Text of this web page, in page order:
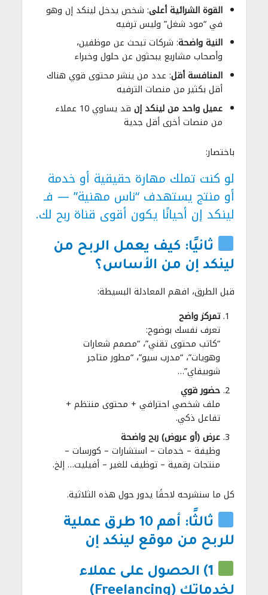
القوة الشرائية أعلى: شخص يدخل لينكد إن وهو
في “مود شغل” وليس ترفيه
النية واضحة: شركات تبحث عن موظفين،
وأصحاب مشاريع يبحثون عن حلول وخبراء
المنافسة أقل: عدد من ينشر محتوى قوي هناك
أقل بكثير من منصات الترفيه
عميل واحد من لينكد إن
قد يساوي 10 عملاء
من منصات أخرى أقل جدية
باختصار:
لو كنت تملك مهارة حقيقية أو خدمة
أو منتج يستهدف “ناس مهنية” — فـ
لينكد إن أحيانًا يكون أقوى قناة ربح لك.
ثانيًا: كيف يعمل الربح من
لينكد إن من الأساس؟
قبل الطرق، افهم المعادلة البسيطة:
تمركز واضح
تعرف نفسك بوضوح:
“كاتب محتوى تقني”، “مصمم شعارات
وهويات”، “مدرب سيو”، “مطور متاجر
شوبيفاي”…
حضور قوي
ملف شخصي احترافي + محتوى منتظم +
تفاعل ذكي.
عرض (أو عروض) ربح واضحة
وظيفة – خدمات – استشارات – كورسات –
منتجات رقمية – توظيف للغير – أفيليت… إلخ.
كل ما سنشرحه لاحقًا يدور حول هذه الثلاثية.
ثالثًا: أهم 10 طرق عملية
للربح من موقع لينكد إن
1) الحصول على عملاء
لخدماتك (Freelancing)